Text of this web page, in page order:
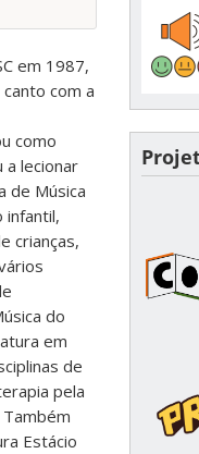
em 1987,
com a
como
a lecionar
de Música
infantil,
crianças,
do
em
de
pela
Estácio